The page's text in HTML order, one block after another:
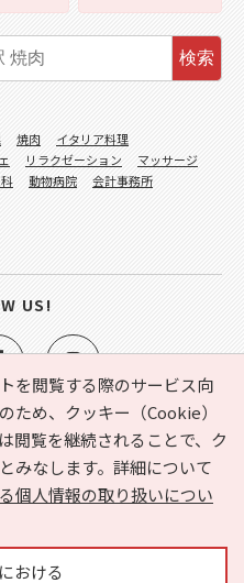
を閲覧する際のサービス向
ため、クッキー（Cookie）
閲覧を継続されることで、ク
みなします。詳細について
個人情報の取り扱いについ
おける
お気に入り
ヘルプ
について
運営会社
関するお問い合わせ
検索
焼肉
イタリア料理
リラクゼーション
マッサージ
動物病院
会計事務所
US!